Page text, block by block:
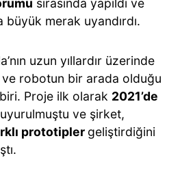
sırasında yapıldı ve
büyük merak uyandırdı.
uzun yıllardır üzerinde
ve robotun bir arada olduğu
Proje ilk olarak 2021’de
ve şirket,
prototipler geliştirdiğini